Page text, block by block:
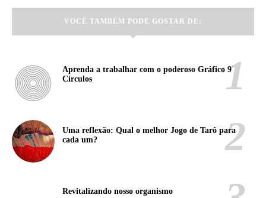
VOCÊ TAMBÉM PODE GOSTAR DE:
Aprenda a trabalhar com o poderoso Gráfico 9
Círculos
Uma reflexão: Qual o melhor Jogo de Tarô para
cada um?
Revitalizando nosso organismo